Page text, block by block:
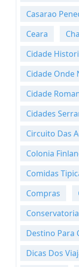
Casarao
Ceara
Cidade
Cidade Onde
Cidade
Cidades
Circuito Das
Colonia
Comidas
Compras
Conservatoria
Destino Para
Dicas Dos